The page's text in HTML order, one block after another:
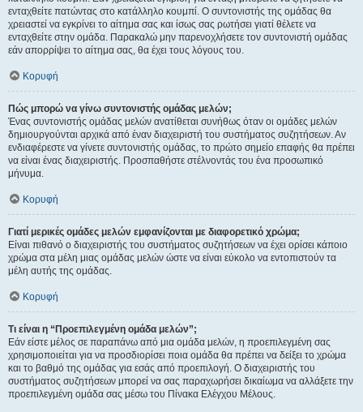
ενταχθείτε πατώντας στο κατάλληλο κουμπί. Ο συντονιστής της ομάδας θα
χρειαστεί να εγκρίνει το αίτημα σας και ίσως σας ρωτήσει γιατί θέλετε να
ενταχθείτε στην ομάδα. Παρακαλώ μην παρενοχλήσετε τον συντονιστή ομάδας
εάν απορρίψει το αίτημα σας, θα έχει τους λόγους του.
Κορυφή
Πώς μπορώ να γίνω συντονιστής ομάδας μελών;
Ένας συντονιστής ομάδας μελών ανατίθεται συνήθως όταν οι ομάδες μελών
δημιουργούνται αρχικά από έναν διαχειριστή του συστήματος συζητήσεων. Αν
ενδιαφέρεστε να γίνετε συντονιστής ομάδας, το πρώτο σημείο επαφής θα πρέπει
να είναι ένας διαχειριστής. Προσπαθήστε στέλνοντάς του ένα προσωπικό
μήνυμα.
Κορυφή
Γιατί μερικές ομάδες μελών εμφανίζονται με διαφορετικό χρώμα;
Είναι πιθανό ο διαχειριστής του συστήματος συζητήσεων να έχει ορίσει κάποιο
χρώμα στα μέλη μιας ομάδας μελών ώστε να είναι εύκολο να εντοπιστούν τα
μέλη αυτής της ομάδας.
Κορυφή
Τι είναι η “Προεπιλεγμένη ομάδα μελών”;
Εάν είστε μέλος σε παραπάνω από μια ομάδα μελών, η προεπιλεγμένη σας
χρησιμοποιείται για να προσδιορίσει ποια ομάδα θα πρέπει να δείξει το χρώμα
και το βαθμό της ομάδας για εσάς από προεπιλογή. Ο διαχειριστής του
συστήματος συζητήσεων μπορεί να σας παραχωρήσει δικαίωμα να αλλάξετε την
προεπιλεγμένη ομάδα σας μέσω του Πίνακα Ελέγχου Μέλους.